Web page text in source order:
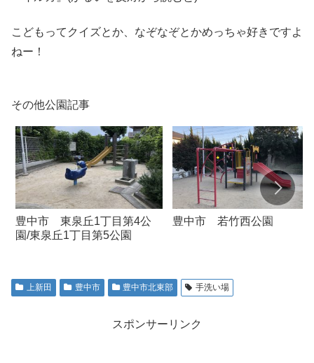
こどもってクイズとか、なぞなぞとかめっちゃ好きですよ
ねー！
その他公園記事
豊中市 東泉丘1丁目第4公
園/東泉丘1丁目第5公園
豊中市 若竹西公園
上新田 豊中市 豊中市北東部 手洗い場
スポンサーリンク